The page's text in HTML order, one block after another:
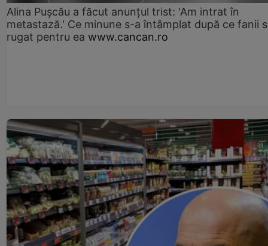
Alina Pușcău a făcut anunțul trist: 'Am intrat în
metastază.' Ce minune s-a întâmplat după ce fanii
rugat pentru ea www.cancan.ro